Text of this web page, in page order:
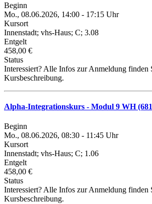
Beginn
Mo., 08.06.2026, 14:00 - 17:15 Uhr
Kursort
Innenstadt; vhs-Haus; C; 3.08
Entgelt
458,00 €
Status
Interessiert? Alle Infos zur Anmeldung finden
Kursbeschreibung.
Alpha-Integrationskurs - Modul 9 WH
Beginn
Mo., 08.06.2026, 08:30 - 11:45 Uhr
Kursort
Innenstadt; vhs-Haus; C; 1.06
Entgelt
458,00 €
Status
Interessiert? Alle Infos zur Anmeldung finden
Kursbeschreibung.